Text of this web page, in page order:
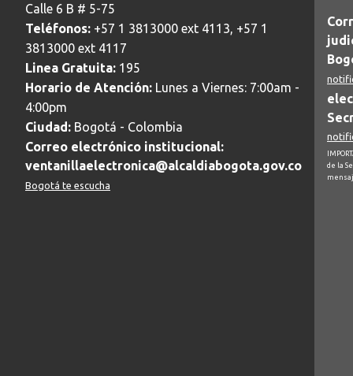
Calle 6 B # 5-75
Teléfonos: +57 1 3813000 ext 4113, +57 1
3813000 ext 4117
Linea Gratuita: 195
Horario de Atención: Lunes a Viernes: 7:00am -
4:00pm
Ciudad: Bogotá - Colombia
Correo electrónico institucional:
ventanillaelectronica@alcaldiabogota.gov.co
Bogotá te escucha
de la